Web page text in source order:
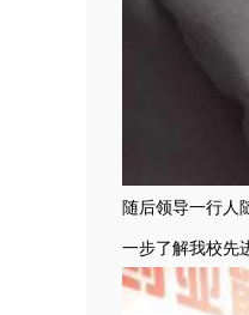
随后领导一行人
一步了解我校先